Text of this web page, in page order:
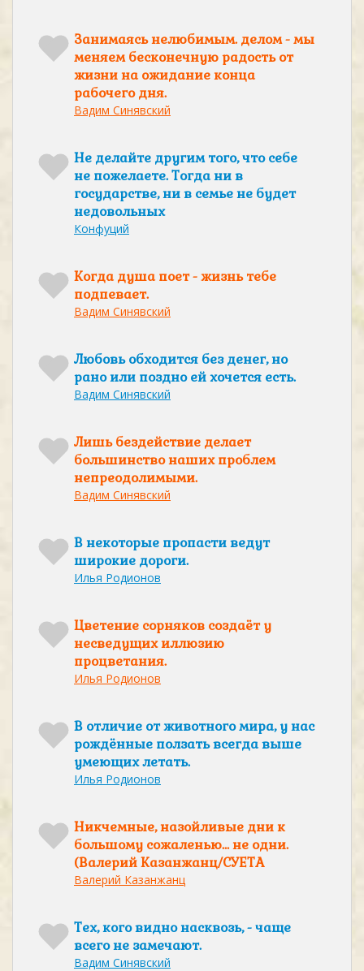
Занимаясь нелюбимым. делом - мы
меняем бесконечную радость от
жизни на ожидание конца
рабочего дня.
Вадим Синявский
Не делайте другим того, что себе
не пожелаете. Тогда ни в
государстве, ни в семье не будет
недовольных
Конфуций
Когда душа поет - жизнь тебе
подпевает.
Вадим Синявский
Любовь обходится без денег, но
рано или поздно ей хочется есть.
Вадим Синявский
Лишь бездействие делает
большинство наших проблем
непреодолимыми.
Вадим Синявский
В некоторые пропасти ведут
широкие дороги.
Илья Родионов
Цветение сорняков создаёт у
несведущих иллюзию
процветания.
Илья Родионов
В отличие от животного мира, у нас
рождённые ползать всегда выше
умеющих летать.
Илья Родионов
Никчемные, назойливые дни к
большому сожаленью… не одни.
(Валерий Казанжанц/СУЕТА
Валерий Казанжанц
Тех, кого видно насквозь, - чаще
всего не замечают.
Вадим Синявский